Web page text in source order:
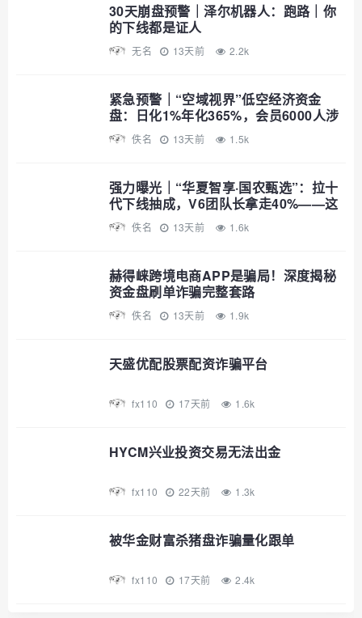
30天崩盘预警｜泽尔机器人：跑路｜你
的下线都是证人
无名 13天前 2.2k
紧急预警｜“空域视界”低空经济资金
盘：日化1%年化365%，会员6000人涉
案过亿，已开始单割封号——智航智引
怎么崩的，它就怎么崩
佚名 13天前 1.5k
强力曝光｜“华夏智享·国农甄选”：拉十
代下线抽成，V6团队长拿走40%——这
不是助农，这是传销
佚名 13天前 1.6k
赫得崃跨境电商APP是骗局！深度揭秘
资金盘刷单诈骗完整套路
佚名 13天前 1.9k
天盛优配股票配资诈骗平台
fx110 17天前 1.6k
HYCM兴业投资交易无法出金
fx110 22天前 1.3k
被华金财富杀猪盘诈骗量化跟单
fx110 17天前 2.4k